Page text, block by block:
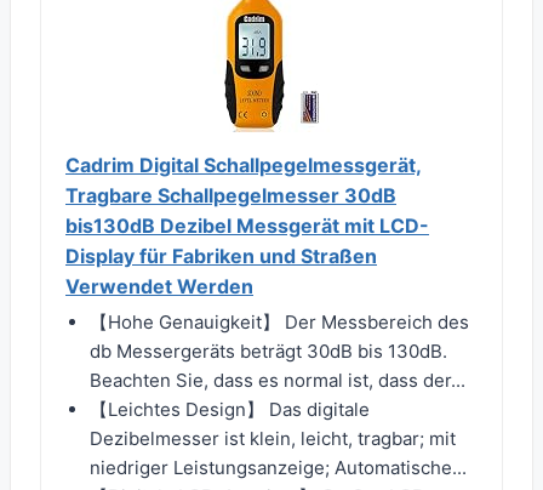
Cadrim Digital Schallpegelmessgerät,
Tragbare Schallpegelmesser 30dB
bis130dB Dezibel Messgerät mit LCD-
Display für Fabriken und Straßen
Verwendet Werden
【Hohe Genauigkeit】 Der Messbereich des
db Messergeräts beträgt 30dB bis 130dB.
Beachten Sie, dass es normal ist, dass der...
【Leichtes Design】 Das digitale
Dezibelmesser ist klein, leicht, tragbar; mit
niedriger Leistungsanzeige; Automatische...